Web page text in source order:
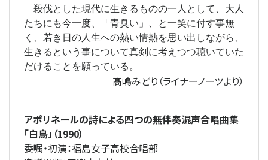
殺伐とした現代に生きるものの一人として、大人
たちにも今一度、「青臭い」、と一笑に付す事無
く、若き日の人生への熱い情熱を思い出しながら、
生きるという事について真剣に考えつつ聴いていた
だけることを願っている。
髙嶋みどり（ライナーノーツより）
アポリネールの詩による四つの無伴奏混声合唱曲集
「白鳥」（1990）
委嘱・初演：福島女子高校合唱部